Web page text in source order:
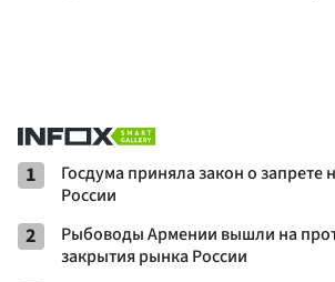
1
Госдума приняла закон о запрете
России
2
Рыбоводы Армении вышли на
закрытия рынка России